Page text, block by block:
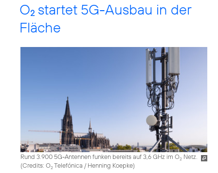
O2 startet 5G-Ausbau in der
Fläche
Rund 3.900 5G-Antennen funken bereits auf 3,6 GHz im O2 Netz.
(Credits: O2Telefónica / Henning Koepke)